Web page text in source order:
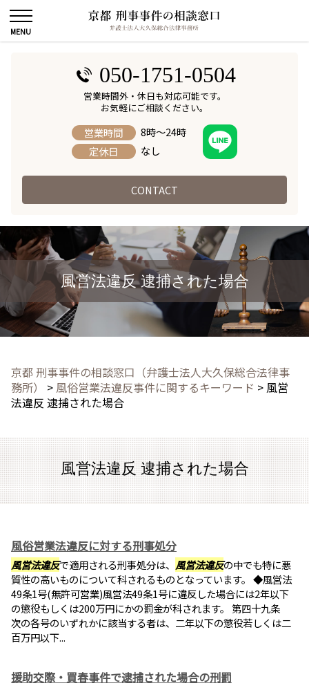
050-1751-0504
営業時間外・休日も対応可能です。
お気軽にご相談ください。
営業時間
8時～24時
定休日
なし
CONTACT
風営法違反 逮捕された場合
京都 刑事事件の相談窓口（弁護士法人大久保総合法律事
務所）
> 風俗営業法違反事件に関するキーワード > 風営
法違反 逮捕された場合
風営法違反 逮捕された場合
風俗営業法違反に対する刑事処分
風営法違反で適用される刑事処分は、 風営法違反の中でも特に悪
質性の高いものについて科されるものとなっています。 ◆風営法
49条1号(無許可営業)風営法49条1号に違反した場合には2年以下
の懲役もしくは200万円にかの罰金が科されます。 第四十九条
次の各号のいずれかに該当する者は、二年以下の懲役若しくは二
百万円以下...
援助交際・買春事件で逮捕された場合の刑罰